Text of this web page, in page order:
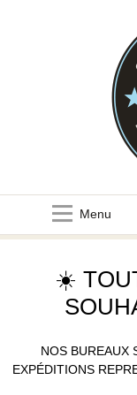
Menu
☀️
NOS BUREAUX
EXPÉDITIONS